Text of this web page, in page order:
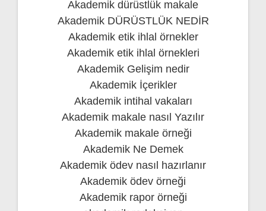
Akademik dürüstlük makale
Akademik DÜRÜSTLÜK NEDİR
Akademik etik ihlal örnekler
Akademik etik ihlal örnekleri
Akademik Gelişim nedir
Akademik İçerikler
Akademik intihal vakaları
Akademik makale nasıl Yazılır
Akademik makale örneği
Akademik Ne Demek
Akademik ödev nasıl hazırlanır
Akademik ödev örneği
Akademik rapor örneği